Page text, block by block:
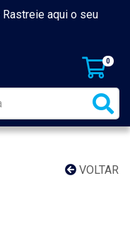
Rastreie aqui o seu
0
VOLTAR